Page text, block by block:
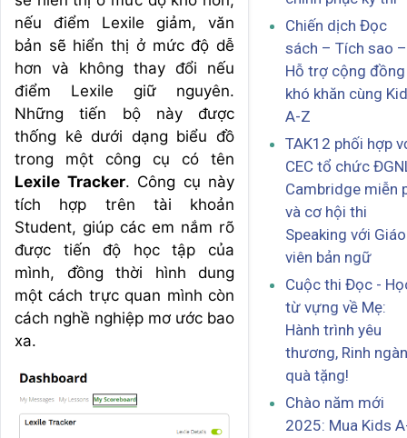
nếu điểm Lexile giảm, văn
bản sẽ hiển thị ở mức độ dễ
hơn và không thay đổi nếu
điểm Lexile giữ nguyên.
Những tiến bộ này được
thống kê dưới dạng biểu đồ
trong một công cụ có tên
Lexile Tracker. Công cụ này
tích hợp trên tài khoản
Student, giúp các em nắm rõ
được tiến độ học tập của
mình, đồng thời hình dung
một cách trực quan mình còn
cách nghề nghiệp mơ ước bao
xa.
Chiến dịch Đọc
sách – Tích sao –
Hỗ trợ cộng đồng
khó khăn cùng
A-Z
TAK12 phối hợp
CEC tổ chức
Cambridge miễn
và cơ hội thi
Speaking với Giáo
viên bản ngữ
Cuộc thi Đọc -
từ vựng về Mẹ:
Hành trình yêu
thương, Rinh ngàn
quà tặng!
Chào năm mới
2025: Mua Kids